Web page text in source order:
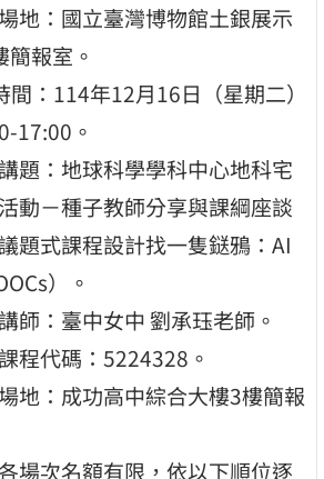
地：國立臺灣博物館土銀展示
簡報室。
間：114年12月16日（星期二）
17:00。
題：地球科學學科中心地科宅
動－種子教師分享與課綱座談
議題式課程設計找一隻鎹鴉：AI
）。
師：臺中女中 劉承珏老師。
程代碼：5224328。
地：成功高中綜合大樓3樓簡報
場次名額有限，依以下順位逐